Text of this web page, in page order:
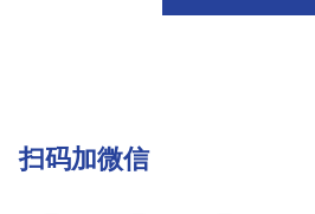
扫码加微信